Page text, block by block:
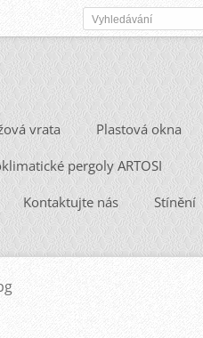
vrata Plastová okna
pergoly ARTOSI
Kontaktujte nás Stínění